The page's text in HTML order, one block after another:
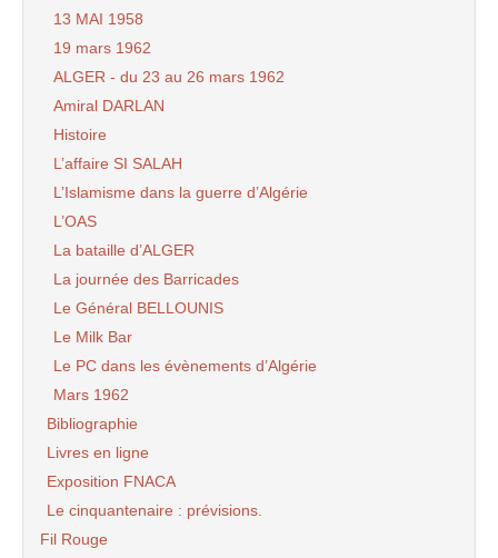
13 MAI 1958
19 mars 1962
ALGER - du 23 au 26 mars 1962
Amiral DARLAN
Histoire
L’affaire SI SALAH
L’Islamisme dans la guerre d’Algérie
L’OAS
La bataille d’ALGER
La journée des Barricades
Le Général BELLOUNIS
Le Milk Bar
Le PC dans les évènements d’Algérie
Mars 1962
Bibliographie
Livres en ligne
Exposition FNACA
Le cinquantenaire : prévisions.
Fil Rouge